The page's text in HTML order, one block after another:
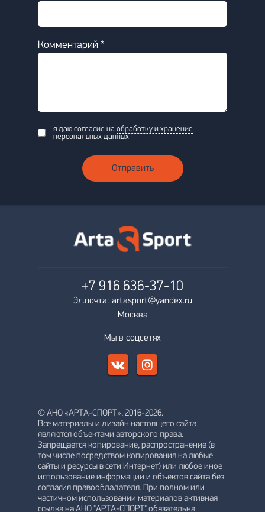
Комментарий *
я даю согласие на обработку и хранение
персональных данных
Отправить
+7 916 636-37-10
Эл.почта: artasport@yandex.ru
Москва
Мы в соцсетях
© АНО «АРТА-СПОРТ», 2016-2026.
Все материалы и дизайн настоящего сайта
являются объектами авторского права.
Запрещается копирование, распространение (в
том числе посредством копирования на любые
сайты и ресурсы в сети Интернет) или любое иное
использование информации и объектов сайта без
согласия правообладателя. При полном или
частичном использовании материалов активная
ссылка на АНО "АРТА-СПОРТ" обязательна.